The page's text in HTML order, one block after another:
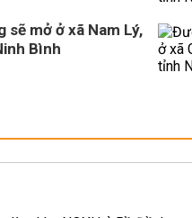
sẽ mở ở xã Nam Lý,
Bình